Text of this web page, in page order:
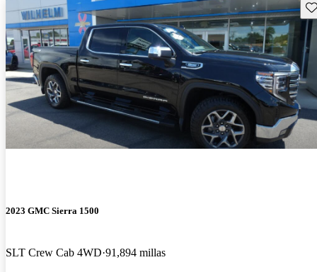
2023 GMC Sierra 1500
SLT Crew Cab 4WD 91,894 millas